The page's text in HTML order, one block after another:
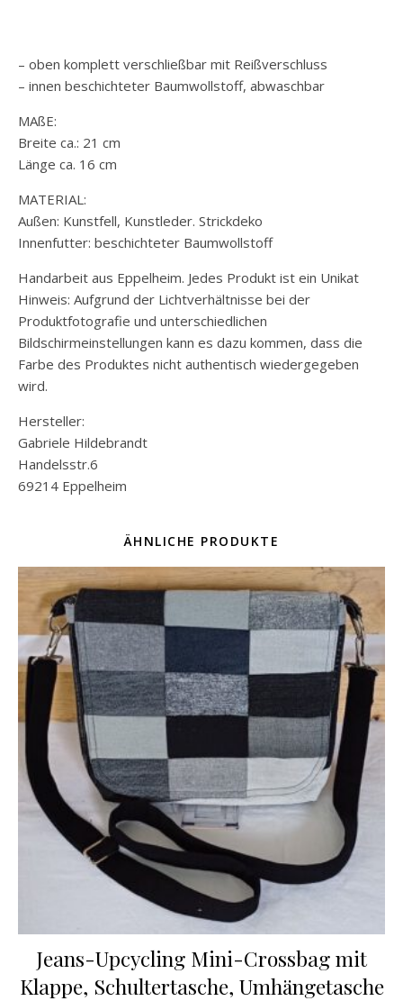
– oben komplett verschließbar mit Reißverschluss
– innen beschichteter Baumwollstoff, abwaschbar
MAßE:
Breite ca.: 21 cm
Länge ca. 16 cm
MATERIAL:
Außen: Kunstfell, Kunstleder. Strickdeko
Innenfutter: beschichteter Baumwollstoff
Handarbeit aus Eppelheim. Jedes Produkt ist ein Unikat
Hinweis: Aufgrund der Lichtverhältnisse bei der
Produktfotografie und unterschiedlichen
Bildschirmeinstellungen kann es dazu kommen, dass die
Farbe des Produktes nicht authentisch wiedergegeben
wird.
Hersteller:
Gabriele Hildebrandt
Handelsstr.6
69214 Eppelheim
ÄHNLICHE PRODUKTE
Jeans-Upcycling Mini-Crossbag mit
Klappe, Schultertasche, Umhängetasche